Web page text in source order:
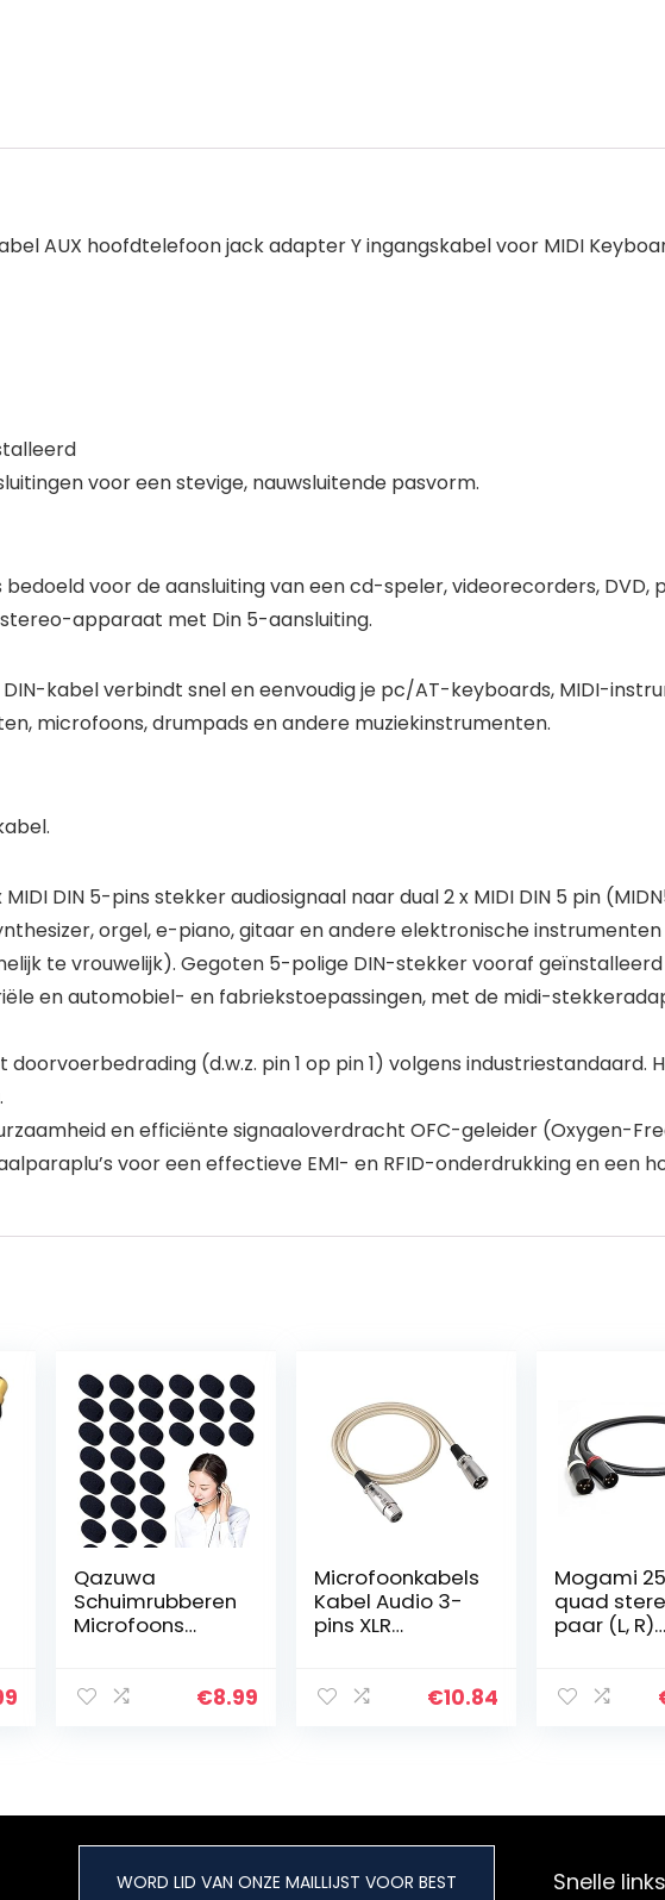
AUX hoofdtelefoon jack adapter Y ingangskabel voor MIDI
voor een stevige, nauwsluitende pasvorm.
bedoeld voor de aansluiting van een cd-speler, videorecorders,
stereo-apparaat met Din 5-aansluiting.
kabel verbindt snel en eenvoudig je pc/AT-keyboards, MIDI-
microfoons, drumpads en andere muziekinstrumenten.
DIN 5-pins stekker audiosignaal naar dual 2 x MIDI DIN 5 pin
orgel, e-piano, gitaar en andere elektronische
te vrouwelijk). Gegoten 5-polige DIN-stekker vooraf
en automobiel- en fabriekstoepassingen, met de midi-
(d.w.z. pin 1 op pin 1) volgens
en efficiënte signaaloverdracht OFC-geleider (Oxygen-
voor een effectieve EMI- en RFID-onderdrukking en een
Qazuwa
Schuimrubberen
Microfoons
30 Stuks
Microfoon…
€8.99
Microfoonkabels
Kabel Audio 3-
pins XLR
Microfoon
en live geluid,
Toepassen op
gitaar,
€10.84
Mogami
quad
paar (L, R)
vrouwelijk
WORD LID VAN ONZE MAILLIJST VOOR BEST Snelle links